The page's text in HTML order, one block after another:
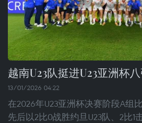
越南U23队挺进U23亚洲杯
13/01/2026 04:22
在2026年U23亚洲杯决赛阶段A组
先后以2比0战胜约旦U23队、2比1